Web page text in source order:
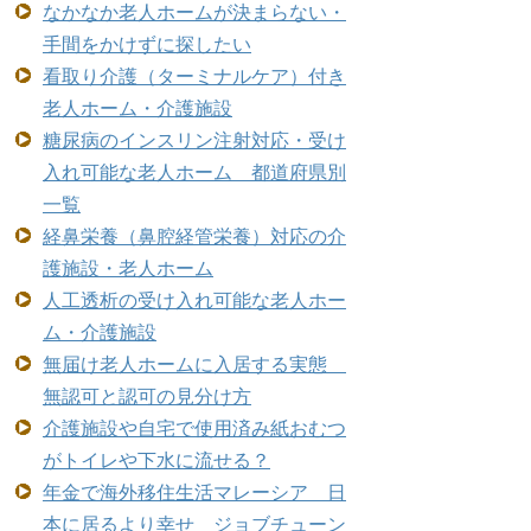
なかなか老人ホームが決まらない・
手間をかけずに探したい
看取り介護（ターミナルケア）付き
老人ホーム・介護施設
糖尿病のインスリン注射対応・受け
入れ可能な老人ホーム 都道府県別
一覧
経鼻栄養（鼻腔経管栄養）対応の介
護施設・老人ホーム
人工透析の受け入れ可能な老人ホー
ム・介護施設
無届け老人ホームに入居する実態
無認可と認可の見分け方
介護施設や自宅で使用済み紙おむつ
がトイレや下水に流せる？
年金で海外移住生活マレーシア 日
本に居るより幸せ ジョブチューン